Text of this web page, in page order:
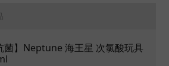
菌】Neptune 海王星 次氯酸玩具